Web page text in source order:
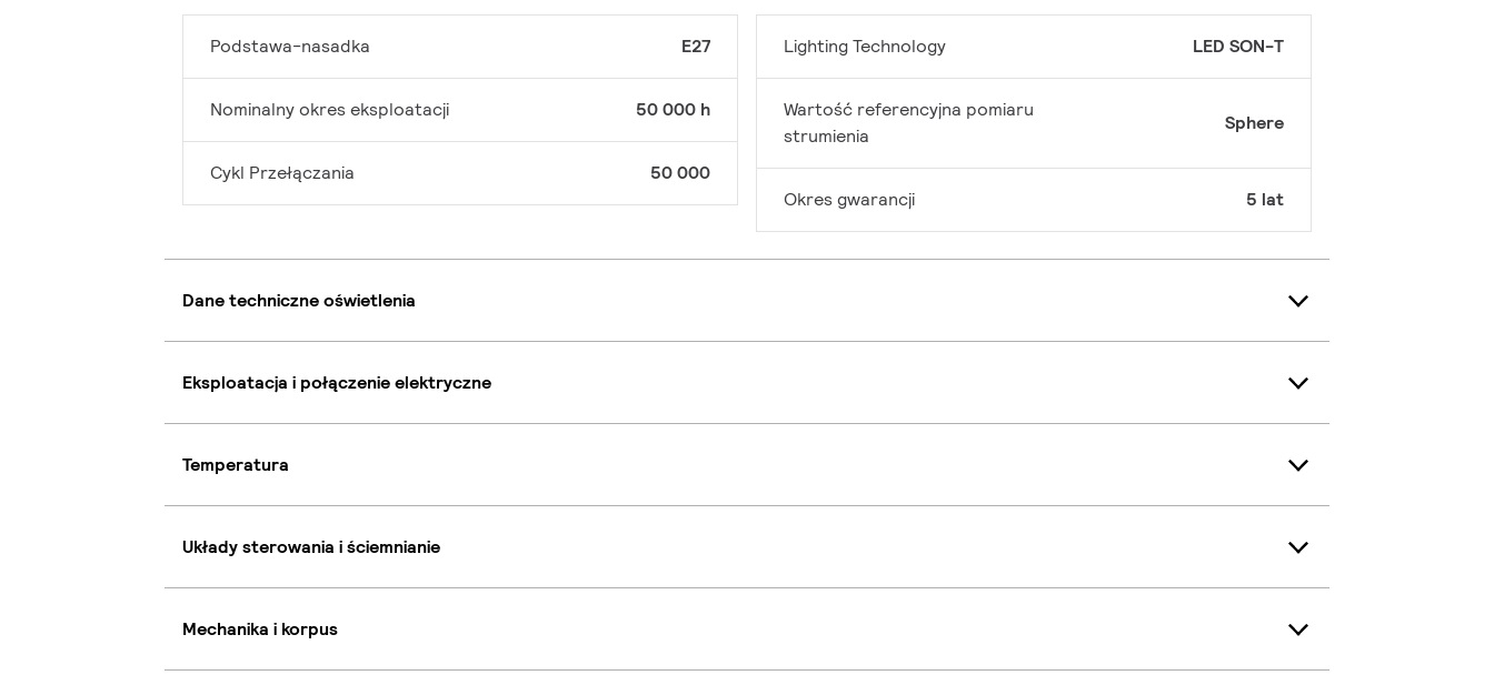
Podstawa-nasadka E27
Nominalny okres eksploatacji 50 000 h
Cykl Przełączania 50 000
Lighting Technology LED SON-T
Wartość referencyjna pomiaru
strumienia
Sphere
Okres gwarancji 5 lat
Dane techniczne oświetlenia
Eksploatacja i połączenie elektryczne
Temperatura
Układy sterowania i ściemnianie
Mechanika i korpus